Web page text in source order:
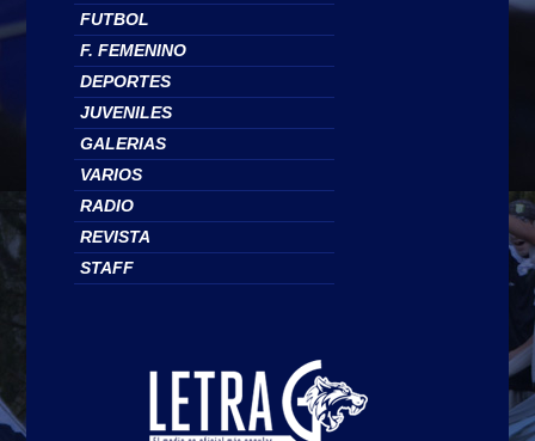
FUTBOL
F. FEMENINO
DEPORTES
JUVENILES
GALERIAS
VARIOS
RADIO
REVISTA
STAFF